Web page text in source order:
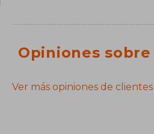
Opiniones
Ver más opiniones de clientes